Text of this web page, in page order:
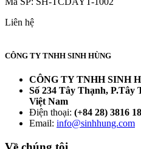
Liên hệ
CÔNG TY TNHH SINH HÙNG
CÔNG TY TNHH SINH
Số 234 Tây Thạnh,
Việt Nam
Điện thoại: (+84 28) 3816
Email: info@sinhhung.com